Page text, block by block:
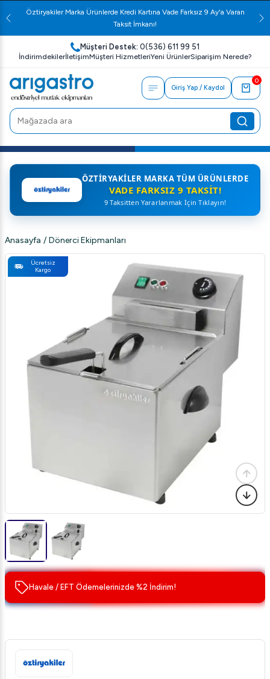
Öztiryakiler Marka Ürünlerde Kredi Kartına Vade Farksız 9 Ay'a Varan
Taksit İmkanı!
Müşteri Destek: 0(536) 611 99 51
İndirimdekilerİletişimMüşteri HizmetleriYeni ÜrünlerSiparişim Nerede?
Giriş Yap / Kaydol
0
ÖZTIRYAKILER MARKA TÜM ÜRÜNLERDE
VADE FARKSIZ 9 TAKSIT!
9 Taksitten Yararlanmak İçin Tıklayın!
Anasayfa / Dönerci Ekipmanları
Ücretsiz
Kargo
Havale / EFT Ödemelerinizde %2 İndirim!